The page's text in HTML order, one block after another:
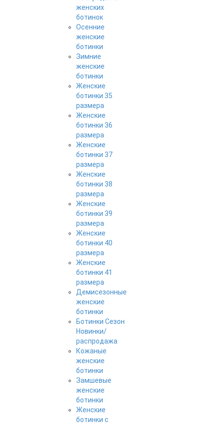
женских
ботинок
Осенние
женские
ботинки
Зимние
женские
ботинки
Женские
ботинки 35
размера
Женские
ботинки 36
размера
Женские
ботинки 37
размера
Женские
ботинки 38
размера
Женские
ботинки 39
размера
Женские
ботинки 40
размера
Женские
ботинки 41
размера
Демисезонные
женские
ботинки
Ботинки Сезон
Новинки/
распродажа
Кожаные
женские
ботинки
Замшевые
женские
ботинки
Женские
ботинки с